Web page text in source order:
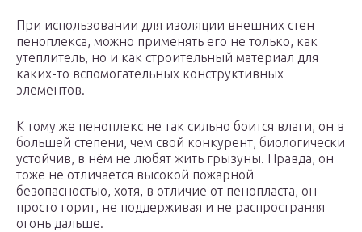
При использовании для изоляции внешних стен
пеноплекса, можно применять его не только, как
утеплитель, но и как строительный материал для
каких-то вспомогательных конструктивных
элементов.
К тому же пеноплекс не так сильно боится влаги, он в
большей степени, чем свой конкурент, биологически
устойчив, в нём не любят жить грызуны. Правда, он
тоже не отличается высокой пожарной
безопасностью, хотя, в отличие от пенопласта, он
просто горит, не поддерживая и не распространяя
огонь дальше.